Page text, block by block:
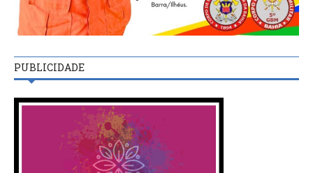
PUBLICIDADE